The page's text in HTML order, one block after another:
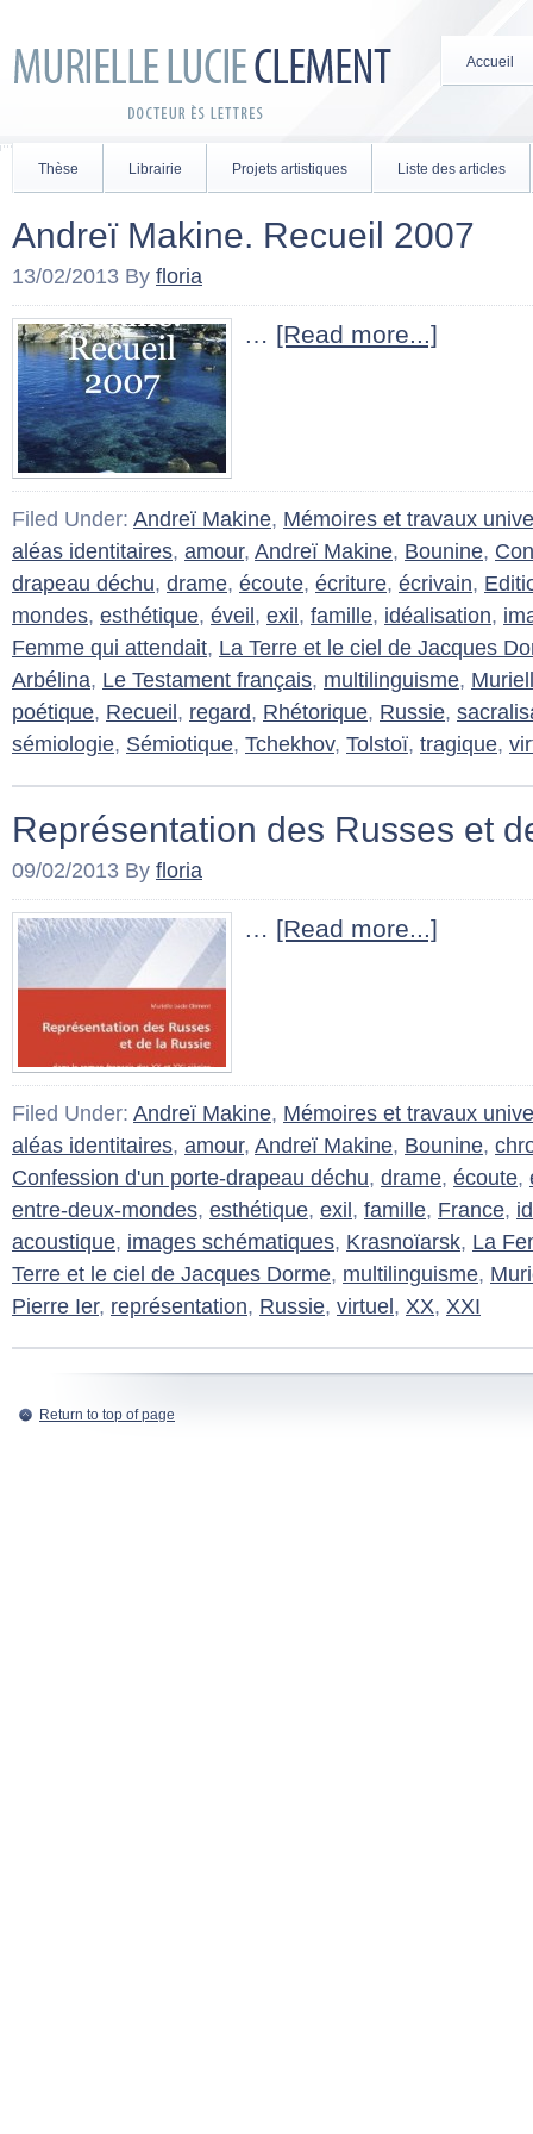
Accueil
Thèse Librairie Projets artistiques Liste des articles
Andreï Makine. Recueil 2007
13/02/2013 By floria
… [Read more...]
Filed Under: Andreï Makine, Mémoires et travaux
aléas identitaires, amour, Andreï Makine, Bounine,
drapeau déchu, drame, écoute, écriture, écrivain,
mondes, esthétique, éveil , exil , famille, idéalisation,
Femme qui attendait, La Terre et le ciel de Jacques
Arbélina, Le Testament français, multilinguisme,
poétique, Recueil , regard, Rhétorique, Russie,
sémiologie, Sémiotique, Tchekhov, Tolstoï, tragique,
Représentation des Russes et
09/02/2013 By floria
… [Read more...]
Filed Under: Andreï Makine, Mémoires et travaux
aléas identitaires, amour, Andreï Makine, Bounine,
Confession d'un porte-drapeau déchu, drame, écoute,
entre-deux-mondes, esthétique, exil , famille, France,
acoustique, images schématiques, Krasnoïarsk, La
Terre et le ciel de Jacques Dorme, multilinguisme,
Pierre Ier, représentation, Russie, virtuel , XX, XXI
Return to top of page